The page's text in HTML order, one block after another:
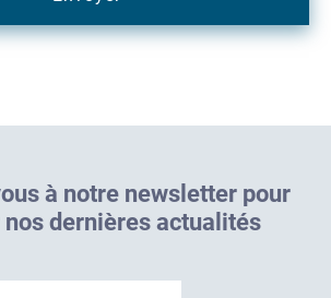
ous à notre newsl etter pour
nos dernières actua ités